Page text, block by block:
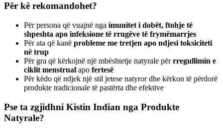
Për kë rekomandohet?
Për persona që vuajnë nga imunitet i dobët, ftohje të
shpeshta apo infeksione të rrugëve të frymëmarrjes
Për ata që kanë probleme me tretjen apo ndjesi toksiciteti
në trup
Për gra që kërkojnë një mbështetje natyrale përrregullimin e
ciklit menstrual apo fertesë
Për këdo që ndjek një stil jetese natyror dhe kërkon të përdorë
produkte tradicionale të pastërta dhe efektive
Pse ta zgjidhni Kistin Indian nga Produkte
Natyrale?